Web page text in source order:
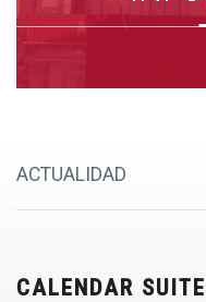
ACTUALIDAD
CALENDAR SUITE